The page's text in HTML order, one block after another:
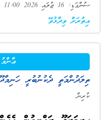
ސުންގަޑި: 16 ޖުލައި 2026 11:00
އިތުރަށް ވިދާޅުވޭ
ތިލަދުންމަތީ ދެކުނުބުރީ
ކުރިން